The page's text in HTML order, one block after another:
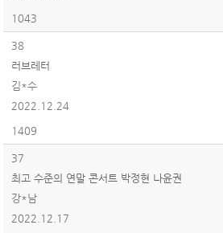
1043
38
러브레터
김*수
2022.12.24
1409
37
최고 수준의 연말 콘서트 박정현 나윤권
강*남
2022.12.17